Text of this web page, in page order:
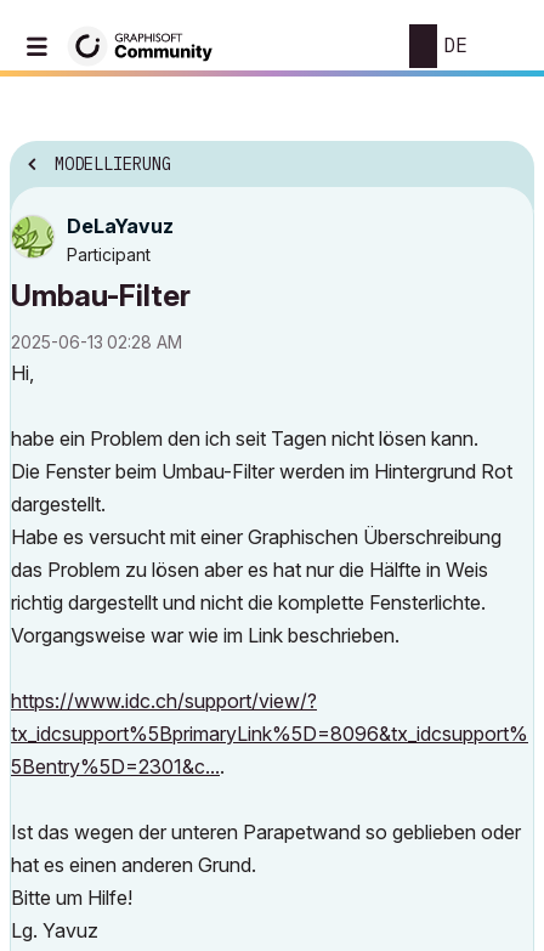
DE
MODELLIERUNG
DeLaYavuz
Participant
Umbau-Filter
‎2025-06-13 02:28 AM
Hi,
habe ein Problem den ich seit Tagen nicht lösen kann.
Die Fenster beim Umbau-Filter werden im Hintergrund Rot
dargestellt.
Habe es versucht mit einer Graphischen Überschreibung
das Problem zu lösen aber es hat nur die Hälfte in Weis
richtig dargestellt und nicht die komplette Fensterlichte.
Vorgangsweise war wie im Link beschrieben.
https://www.idc.ch/support/view/?
tx_idcsupport%5BprimaryLink%5D=8096&tx_idcsupport%
5Bentry%5D=2301&c....
Ist das wegen der unteren Parapetwand so geblieben oder
hat es einen anderen Grund.
Bitte um Hilfe!
Lg. Yavuz